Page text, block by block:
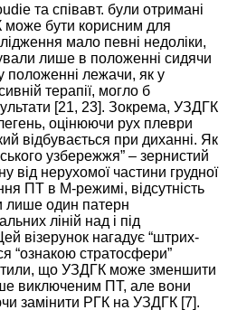
та співавт. були отримані
може бути корисним для
мало певні недоліки,
лише в положенні сидячи
лежачи, як у
терапії, могло б
[21, 23]. Зокрема, УЗДГК
оцінюючи рух плеври
відбувається при диханні. Як
узбережжя” – зернистий
від нерухомої частини грудної
ПТ в М-режимі, відсутність
лише один патерн
ліній над і під
візерунок нагадує “штрих-
“ознакою стратосфери”
що УЗДГК може зменшити
виключеним ПТ, але вони
замінити РГК на УЗДГК [7].